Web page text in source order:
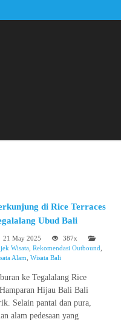
di Rice Terraces
Ubud Bali
21 May 2025
387x
Wisata Rekomendasi Outbound
Alam Wisata Bali
ke Tegalalang Rice
Hijau Bali Bali
Selain pantai dan pura,
alam pedesaan yang